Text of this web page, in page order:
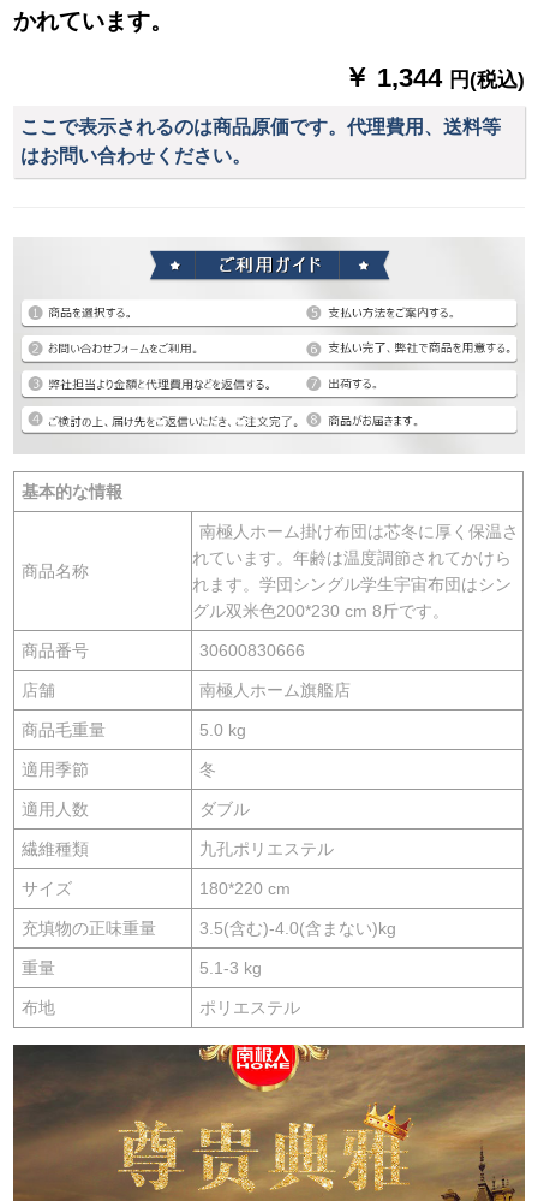
かれています。
￥ 1,344 円(税込)
ここで表示されるのは商品原価です。代理費用、送料等
はお問い合わせください。
基本的な情報
商品名称
南極人ホーム掛け布団は芯冬に厚く保温さ
れています。年齢は温度調節されてかけら
れます。学団シングル学生宇宙布団はシン
グル双米色200*230 cm 8斤です。
商品番号 30600830666
店舗 南極人ホーム旗艦店
商品毛重量 5.0 kg
適用季節 冬
適用人数 ダブル
繊維種類 九孔ポリエステル
サイズ 180*220 cm
充填物の正味重量 3.5(含む)-4.0(含まない)kg
重量 5.1-3 kg
布地 ポリエステル